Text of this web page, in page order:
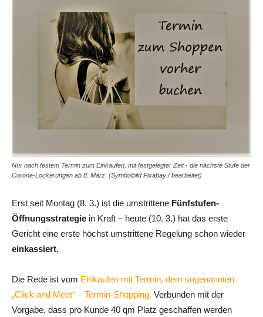
Nur nach festem Termin zum Einkaufen, mit festgelegter Zeit - die nächste Stufe der
Corona-Lockerungen ab 8. März. (Symbolbild Pixabay / bearbeitet)
Erst seit Montag (8. 3.) ist die umstrittene Fünfstufen-
Öffnungsstrategie in Kraft – heute (10. 3.) hat das erste
Gericht eine erste höchst umstrittene Regelung schon wieder
einkassiert.
Die Rede ist vom Einkaufen mit Termin, dem sogenannten
„Click and Meet“ – Termin-Shopping. Verbunden mit der
Vorgabe, dass pro Kunde 40 qm Platz geschaffen werden